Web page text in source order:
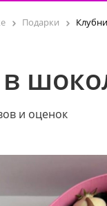
Подарки
и оценок